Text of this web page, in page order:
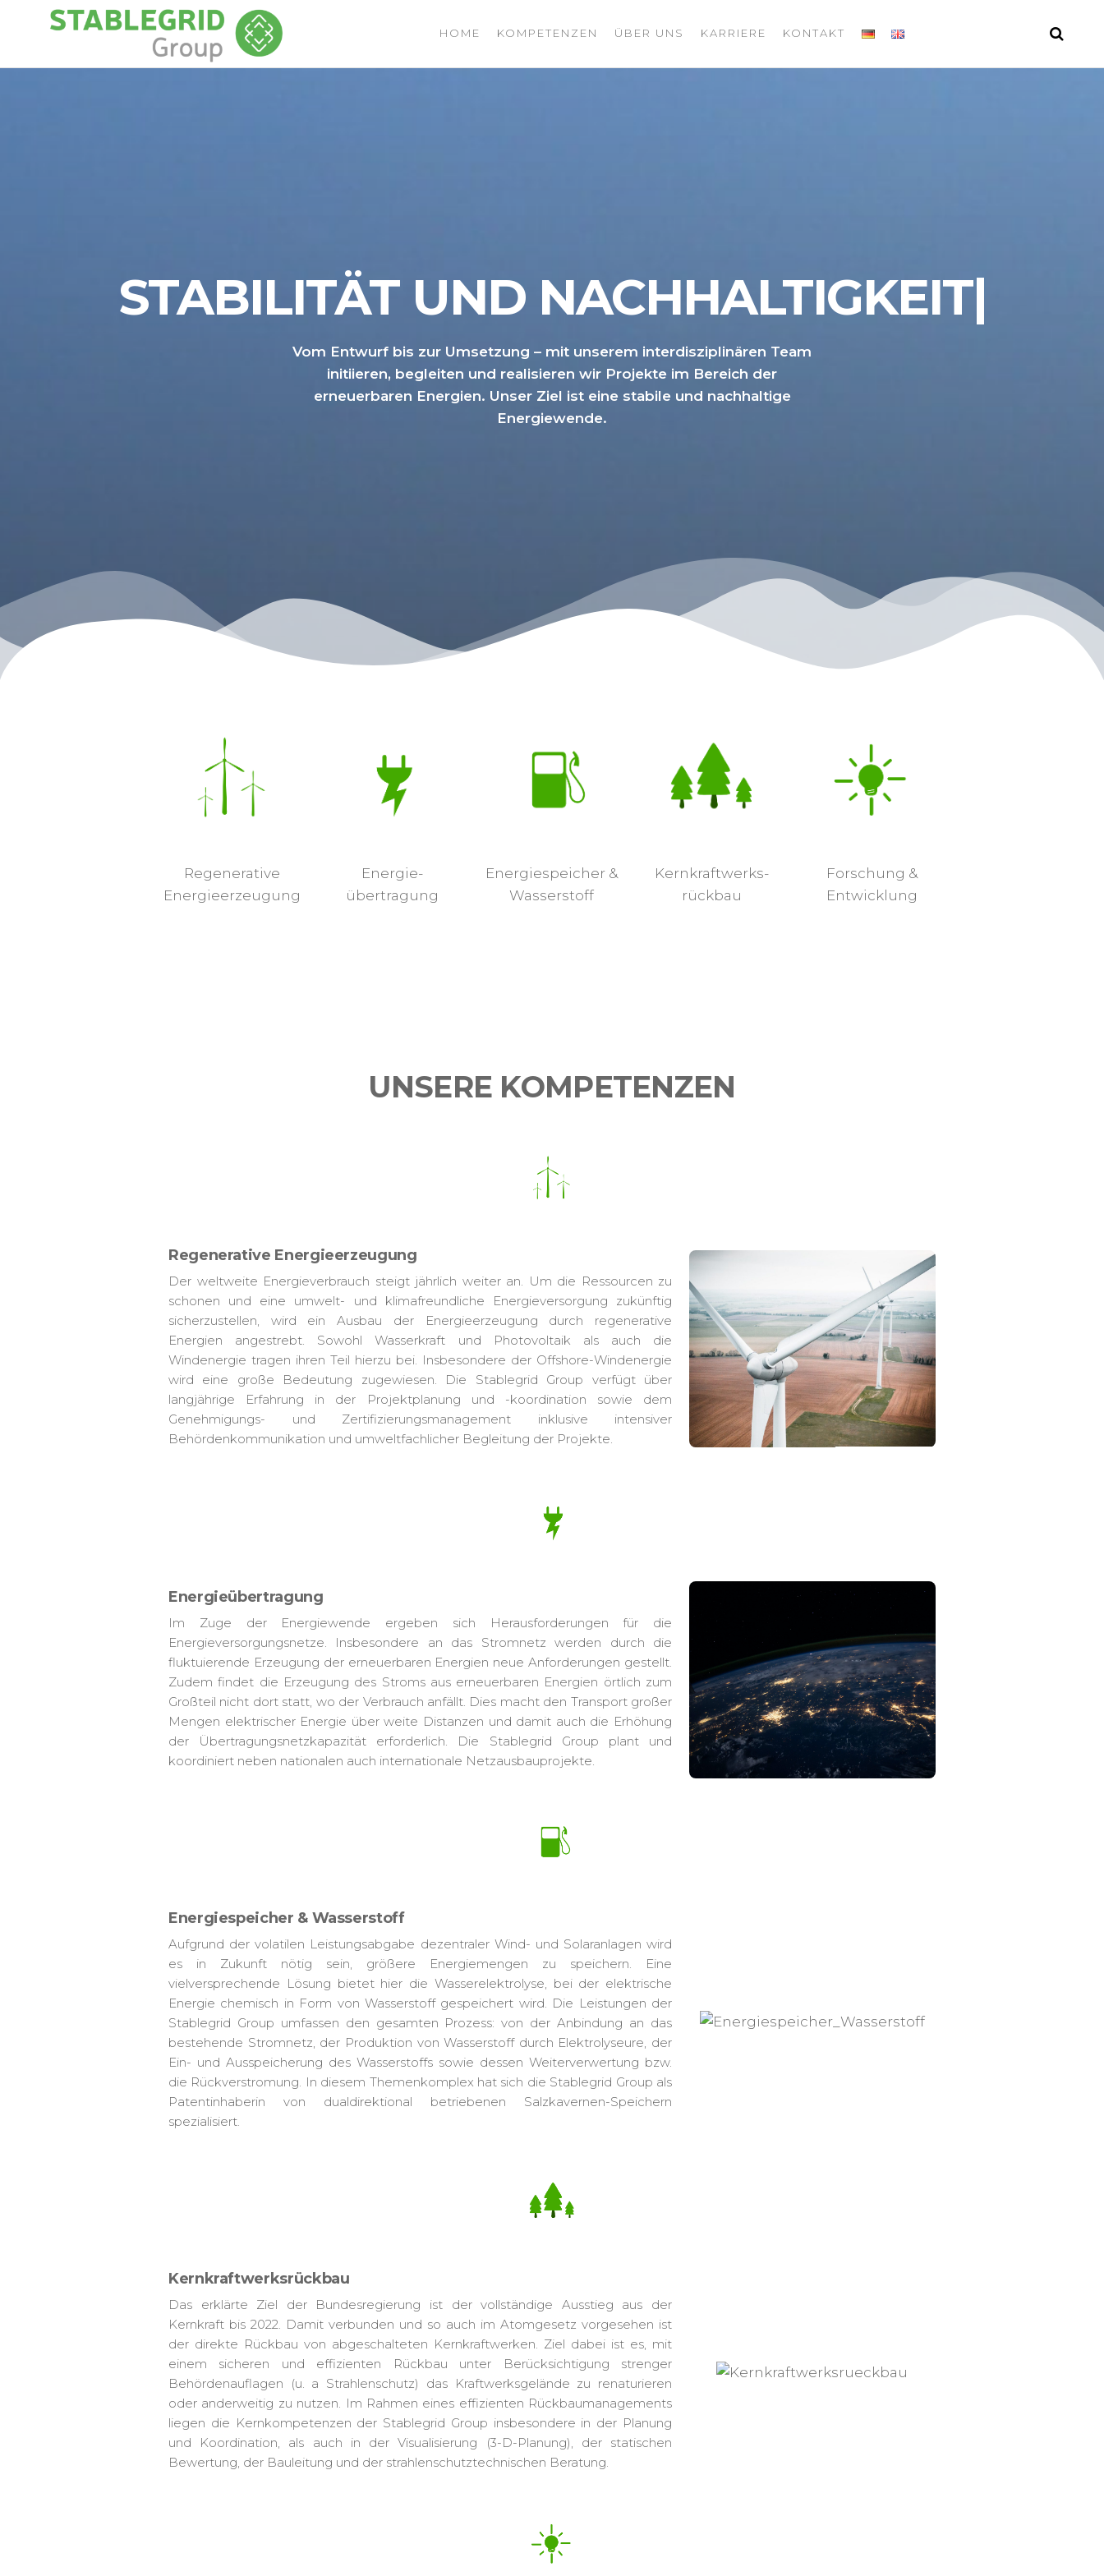
STABLEGRID
GROUP
HOME KOMPETENZEN ÜBER UNS KARRIERE KONTAKT
STABILITÄT UND NACHHALTIGKEIT|
Vom Entwurf bis zur Umsetzung – mit unserem interdisziplinären Team
initiieren, begleiten und realisieren wir Projekte im Bereich der
erneuerbaren Energien. Unser Ziel ist eine stabile und nachhaltige
Energiewende.
Regenerative
Energieerzeugung
Energie-
übertragung
Energiespeicher &
Wasserstoff
Kernkraftwerks-
rückbau
Forschung &
Entwicklung
UNSERE KOMPETENZEN
Regenerative Energieerzeugung
Der weltweite Energieverbrauch steigt jährlich weiter an. Um die Ressourcen zu
schonen und eine umwelt- und klimafreundliche Energieversorgung zukünftig
sicherzustellen, wird ein Ausbau der Energieerzeugung durch regenerative
Energien angestrebt. Sowohl Wasserkraft und Photovoltaik als auch die
Windenergie tragen ihren Teil hierzu bei. Insbesondere der Offshore-Windenergie
wird eine große Bedeutung zugewiesen. Die Stablegrid Group verfügt über
langjährige Erfahrung in der Projektplanung und -koordination sowie dem
Genehmigungs- und Zertifizierungsmanagement inklusive intensiver
Behördenkommunikation und umweltfachlicher Begleitung der Projekte.
Energieübertragung
Im Zuge der Energiewende ergeben sich Herausforderungen für die
Energieversorgungsnetze. Insbesondere an das Stromnetz werden durch die
fluktuierende Erzeugung der erneuerbaren Energien neue Anforderungen gestellt.
Zudem findet die Erzeugung des Stroms aus erneuerbaren Energien örtlich zum
Großteil nicht dort statt, wo der Verbrauch anfällt. Dies macht den Transport großer
Mengen elektrischer Energie über weite Distanzen und damit auch die Erhöhung
der Übertragungsnetzkapazität erforderlich. Die Stablegrid Group plant und
koordiniert neben nationalen auch internationale Netzausbauprojekte.
Energiespeicher & Wasserstoff
Aufgrund der volatilen Leistungsabgabe dezentraler Wind- und Solaranlagen wird
es in Zukunft nötig sein, größere Energiemengen zu speichern. Eine
vielversprechende Lösung bietet hier die Wasserelektrolyse, bei der elektrische
Energie chemisch in Form von Wasserstoff gespeichert wird. Die Leistungen der
Stablegrid Group umfassen den gesamten Prozess: von der Anbindung an das
bestehende Stromnetz, der Produktion von Wasserstoff durch Elektrolyseure, der
Ein- und Ausspeicherung des Wasserstoffs sowie dessen Weiterverwertung bzw.
die Rückverstromung. In diesem Themenkomplex hat sich die Stablegrid Group als
Patentinhaberin von dualdirektional betriebenen Salzkavernen-Speichern
spezialisiert.
Kernkraftwerksrückbau
Das erklärte Ziel der Bundesregierung ist der vollständige Ausstieg aus der
Kernkraft bis 2022. Damit verbunden und so auch im Atomgesetz vorgesehen ist
der direkte Rückbau von abgeschalteten Kernkraftwerken. Ziel dabei ist es, mit
einem sicheren und effizienten Rückbau unter Berücksichtigung strenger
Behördenauflagen (u. a Strahlenschutz)
das Kraftwerksgelände zu renaturieren
oder anderweitig zu nutzen. Im Rahmen eines effizienten Rückbaumanagements
liegen die Kernkompetenzen der Stablegrid Group insbesondere in der Planung
und Koordination, als auch in der Visualisierung (3-D-Planung), der statischen
Bewertung, der Bauleitung und der strahlenschutztechnischen Beratung.